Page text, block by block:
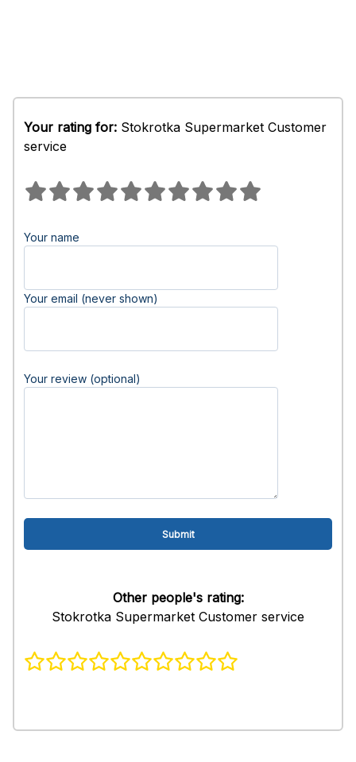
Your rating for: Stokrotka Supermarket Customer
service
Your name
Your email (never shown)
Your review (optional)
Other people's rating:
Stokrotka Supermarket Customer service